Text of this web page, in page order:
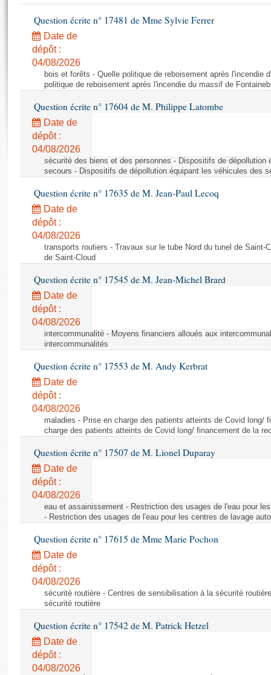
Projets de loi
Propositions de loi
Amendements
Textes adoptés
Rapports législatifs
Rapports sur l'application des lois
Baromètre de l’application des lois
Dossiers législatifs
Budget et sécurité sociale
Questions écrites et orales
Comptes rendus des débats
Histoire
Juniors
Anciennes législatures
Contacts et plan d'accès
Photos libres de droit
Question écrite n° 17481 de Mme Sylvie Ferrer
Date de
dépôt :
04/08/2026
bois et forêts - Quelle politique de reboisement après l'incendie
politique de reboisement après l'incendie du massif de
Question écrite n° 17604 de M. Philippe Latombe
Date de
dépôt :
04/08/2026
sécurité des biens et des personnes - Dispositifs de
secours - Dispositifs de dépollution équipant les véhicules des
Question écrite n° 17635 de M. Jean-Paul Lecoq
Date de
dépôt :
04/08/2026
transports routiers - Travaux sur le tube Nord du tunel de Saint-
de Saint-Cloud
Question écrite n° 17545 de M. Jean-Michel Brard
Date de
dépôt :
04/08/2026
intercommunalité - Moyens financiers alloués aux
intercommunalités
Question écrite n° 17553 de M. Andy Kerbrat
Date de
dépôt :
04/08/2026
maladies - Prise en charge des patients atteints de Covid long/
charge des patients atteints de Covid long/ financement de la
Question écrite n° 17507 de M. Lionel Duparay
Date de
dépôt :
04/08/2026
eau et assainissement - Restriction des usages de l'eau pour
- Restriction des usages de l'eau pour les centres de lavage
Question écrite n° 17615 de Mme Marie Pochon
Date de
dépôt :
04/08/2026
sécurité routière - Centres de sensibilisation à la sécurité
sécurité routière
Question écrite n° 17542 de M. Patrick Hetzel
Date de
dépôt :
04/08/2026